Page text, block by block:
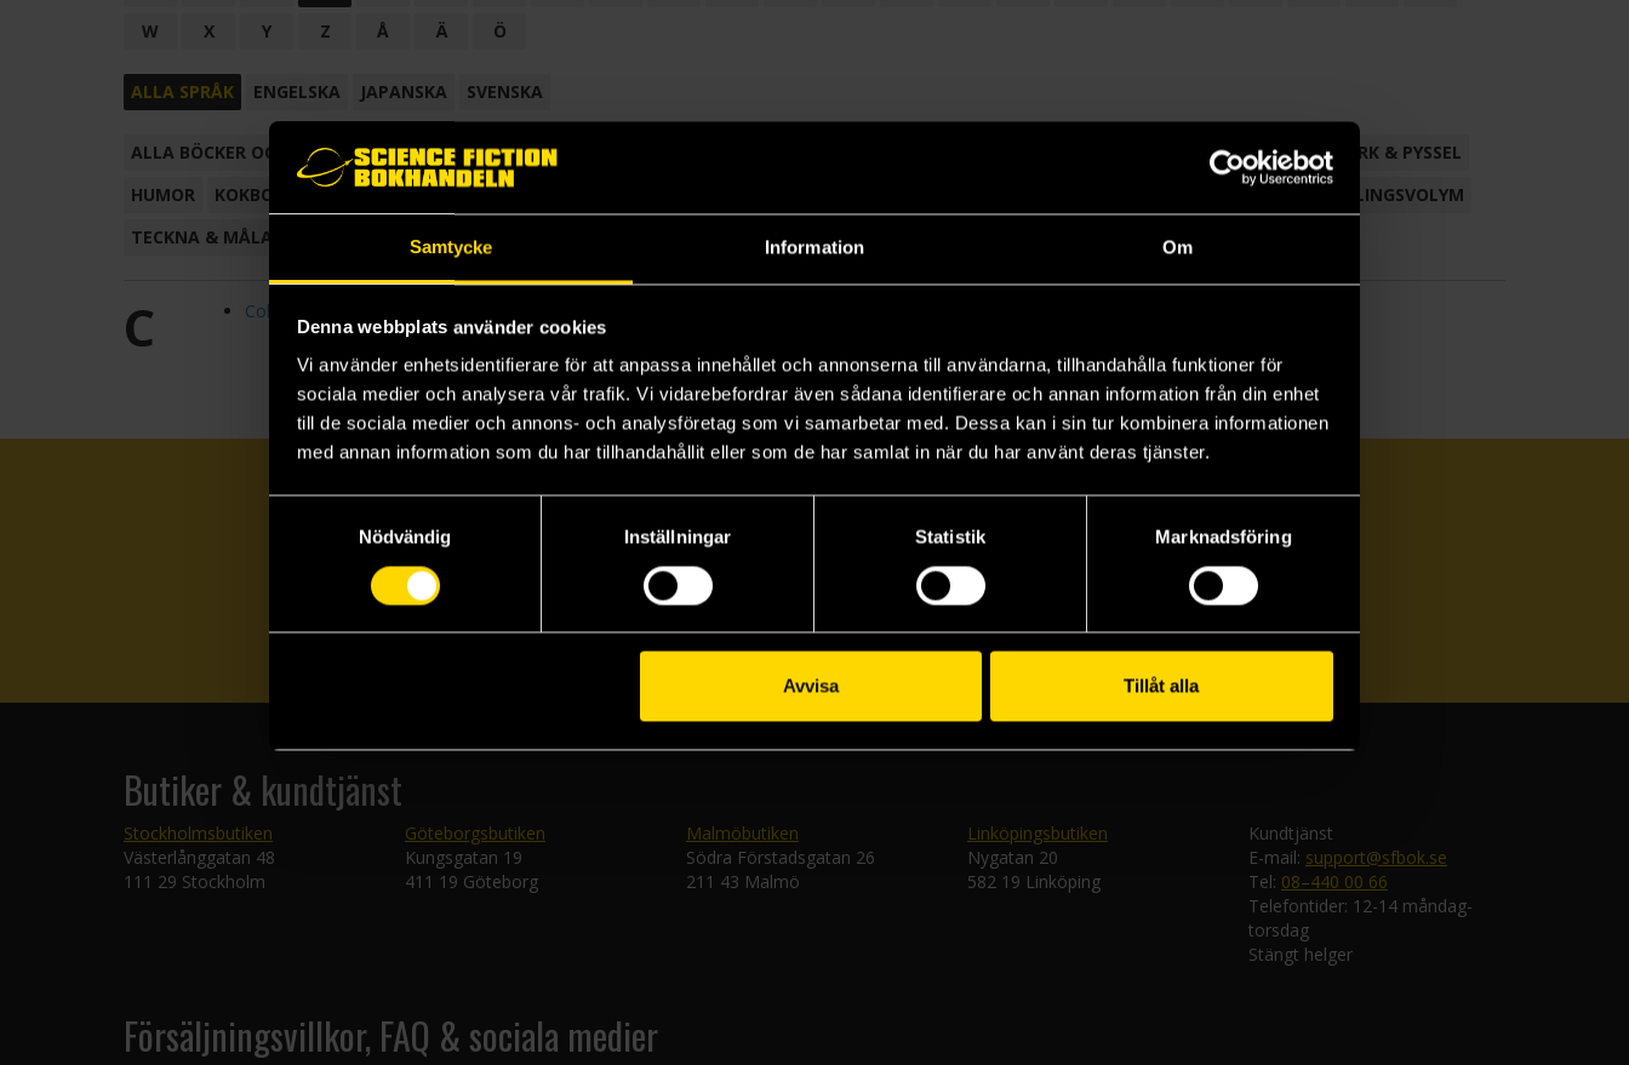
Samtycke Information Om
Denna webbplats använder cookies
Vi använder enhetsidentifierare för att anpassa innehållet och annonserna till användarna, tillhandahålla funktioner för
sociala medier och analysera vår trafik. Vi vidarebefordrar även sådana identifierare och annan information från din enhet
till de sociala medier och annons- och analysföretag som vi samarbetar med. Dessa kan i sin tur kombinera informationen
med annan information som du har tillhandahållit eller som de har samlat in när du har använt deras tjänster.
Nödvändig
Inställningar Statistik Marknadsföring
Avvisa Tillåt alla
W
X Y Z Å Ä Ö
ALLA SPRÅK ENGELSKA JAPANSKA SVENSKA
ALLA BÖCKER OCH TECKNADE SERIER ANTOLOGI FACKLITTERATUR
HANTVERK & PYSSEL
HUMOR
KOKBOK KONSTBOK KORTROMAN ROMAN
SAMLINGSVOLYM
TECKNA & MÅLA
TECKNAD SERIE
C Collectible Myths & Legends
Prenumerera på vårt nyhetsbrev
Skicka
Butiker & kundtjänst
Stockholmsbutiken
Västerlånggatan 48
111 29 Stockholm
Göteborgsbutiken
Kungsgatan 19
411 19 Göteborg
Malmöbutiken
Södra Förstadsgatan 26
211 43 Malmö
Linköpingsbutiken
Nygatan 20
582 19 Linköping
Kundtjänst
E-mail: support@sfbok.se
Tel: 08–440 00 66
Telefontider: 12-14 måndag-
torsdag
Stängt helger
Försäljningsvillkor, FAQ & sociala medier